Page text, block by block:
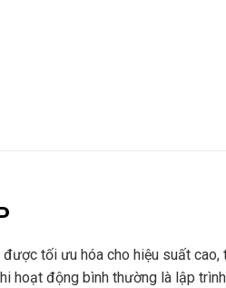
được tối ưu hóa cho hiệu suất
hoạt động bình thường là lập